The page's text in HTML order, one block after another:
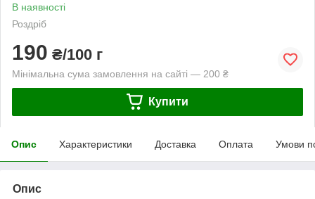
В наявності
Роздріб
190 ₴/100 г
Мінімальна сума замовлення на сайті — 200 ₴
Купити
Опис Характеристики Доставка Оплата Умови
Опис